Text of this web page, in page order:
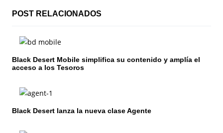
i
n
d
e
e
POST RELACIONADOS
Black Desert Mobile simplifica su contenido y amplía el
acceso a los Tesoros
Black Desert lanza la nueva clase Agente